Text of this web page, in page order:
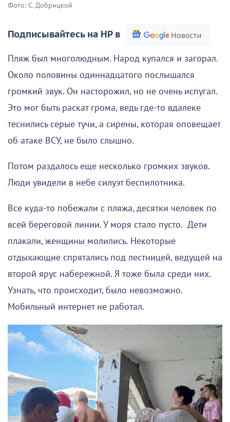
Фото: С. Добрицкой
Подписывайтесь на НР в
Пляж был многолюдным. Народ купался и загорал.
Около половины одиннадцатого послышался
громкий звук. Он насторожил, но не очень испугал.
Это мог быть раскат грома, ведь где-то вдалеке
теснились серые тучи, а сирены, которая оповещает
об атаке ВСУ, не было слышно.
Потом раздалось еще несколько громких звуков.
Люди увидели в небе силуэт беспилотника.
Все куда-то побежали с пляжа, десятки человек по
всей береговой линии. У моря стало пусто. Дети
плакали, женщины молились. Некоторые
отдыхающие спрятались под лестницей, ведущей на
второй ярус набережной. Я тоже была среди них.
Узнать, что происходит, было невозможно.
Мобильный интернет не работал.